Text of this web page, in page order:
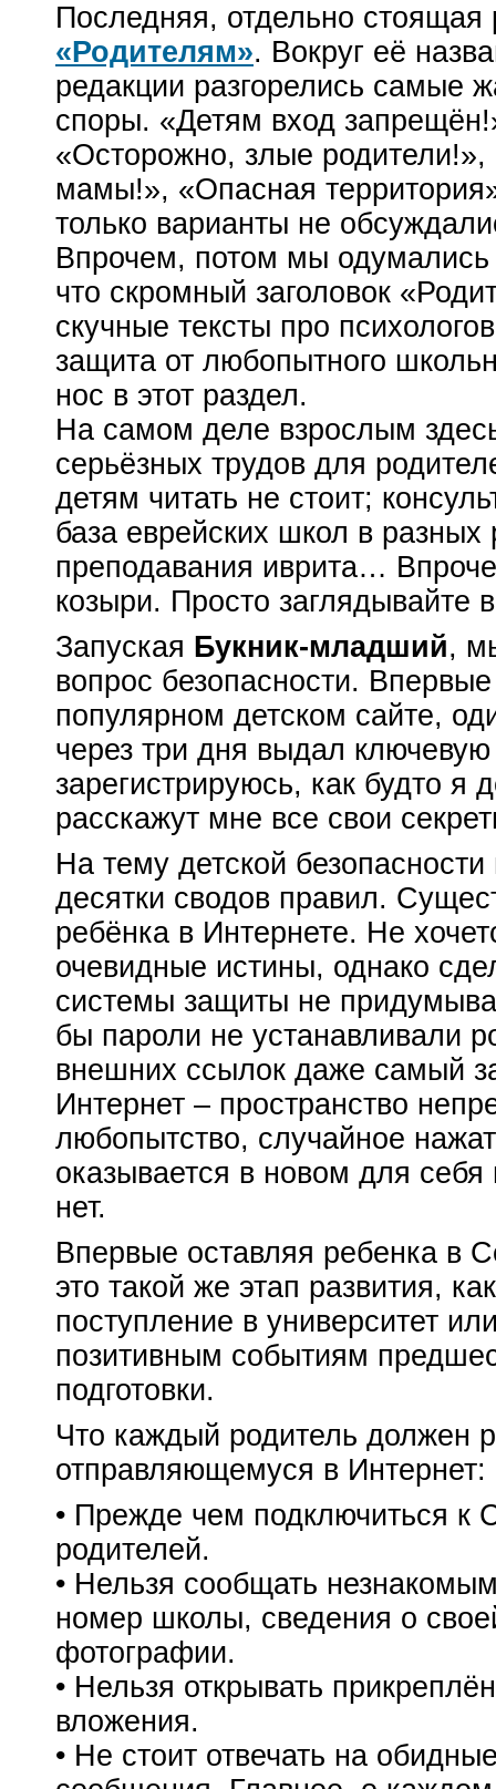
Последняя, отдельно стоящая
«Родителям». Вокруг её
редакции разгорелись самые
споры. «Детям вход
«Осторожно, злые родители!»,
мамы!», «Опасная
только варианты не
Впрочем, потом мы
что скромный заголовок
скучные тексты про
защита от любопытного
нос в этот раздел.
На самом деле взрослым
серьёзных трудов для
детям читать не стоит;
база еврейских школ в
преподавания иврита…
козыри. Просто заглядывайте
Запуская Букник-младший,
вопрос безопасности.
популярном детском сайте,
через три дня выдал
зарегистрируюсь, как будто я
расскажут мне все свои
На тему детской
десятки сводов правил.
ребёнка в Интернете. Не
очевидные истины, однако
системы защиты не
бы пароли не устанавливали
внешних ссылок даже самый
Интернет – пространство
любопытство, случайное
оказывается в новом для
нет.
Впервые оставляя ребенка в
это такой же этап развития,
поступление в университет
позитивным событиям
подготовки.
Что каждый родитель должен
отправляющемуся в Интернет:
• Прежде чем подключиться к
родителей.
• Нельзя сообщать
номер школы, сведения о
фотографии.
• Нельзя открывать
вложения.
• Не стоит отвечать на